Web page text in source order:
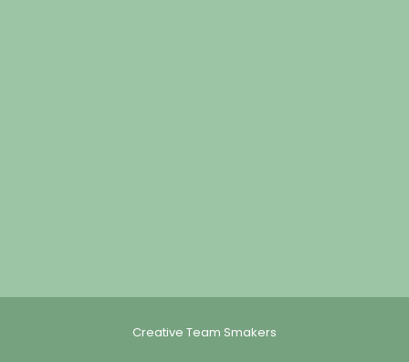
Creative Team Smakers